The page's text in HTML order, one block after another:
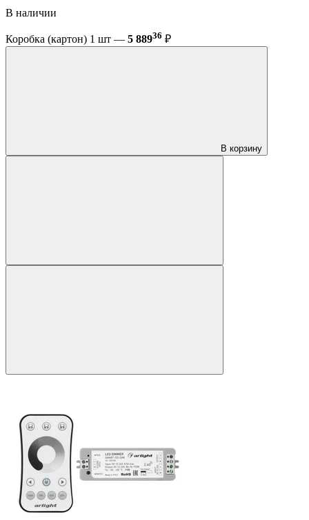
В наличии
Коробка (картон) 1 шт — 5 88936 ₽
В корзину